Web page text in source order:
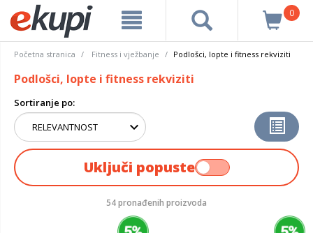
0
Početna stranica Fitness i vježbanje Podlošci, lopte i fitness rekviziti
Podlošci, lopte i fitness rekviziti
Sortiranje po:
Uključi popuste
54 pronađenih proizvoda